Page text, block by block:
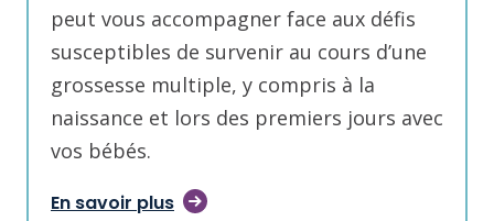
peut vous accompagner face aux défis
susceptibles de survenir au cours d’une
grossesse multiple, y compris à la
naissance et lors des premiers jours avec
vos bébés.
En savoir plus